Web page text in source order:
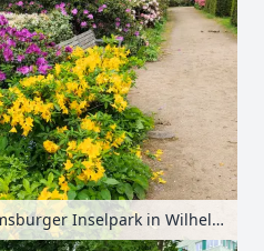
Rhododendren im Wilhelmsburger Inselpark in Wilhelmsburg, Hamburg, Deutschland